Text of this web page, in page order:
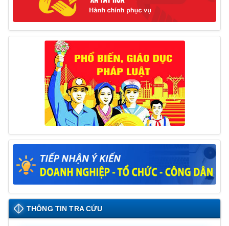
Thông báo đăng ký tiếp công dân định kỳ đợt 01
26/05/2025
Lịch tiếp công dân định kỳ đợt 1 tháng 5/2025 của
Chủ tịch UBND huyện
09/05/2025
THÔNG TIN TRA CỨU